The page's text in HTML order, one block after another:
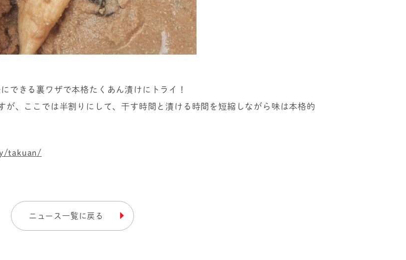
できる裏ワザで本格たくあん漬けにトライ！
が、ここでは半割りにして、干す時間と漬ける時間を短縮しながら味は本格的
takuan/
ニュース一覧に戻る